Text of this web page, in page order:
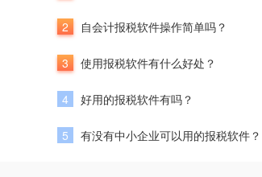
2 自会计报税软件操作简单吗？
3 使用报税软件有什么好处？
4 好用的报税软件有吗？
5 有没有中小企业可以用的报税软件？